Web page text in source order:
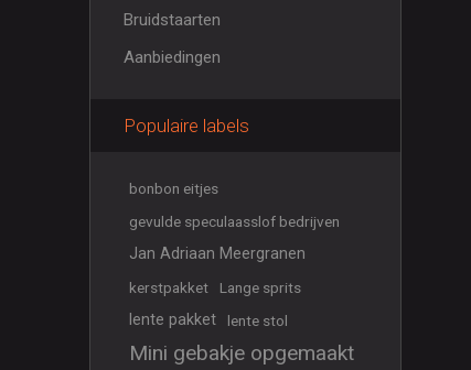
Bruidstaarten
Aanbiedingen
Populaire labels
bonbon eitjes
gevulde speculaasslof bedrijven
Jan Adriaan Meergranen
kerstpakket Lange sprits
lente pakket lente stol
Mini gebakje opgemaakt